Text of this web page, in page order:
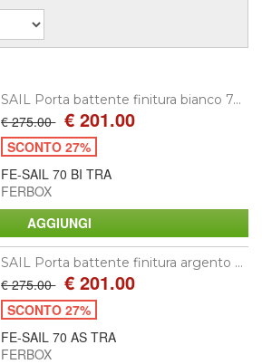
SAIL Porta battente finitura bianco 7...
€ 275.00 € 201.00
SCONTO 27%
FE-SAIL 70 BI TRA
FERBOX
SAIL Porta battente finitura argento ...
€ 275.00 € 201.00
SCONTO 27%
FE-SAIL 70 AS TRA
FERBOX